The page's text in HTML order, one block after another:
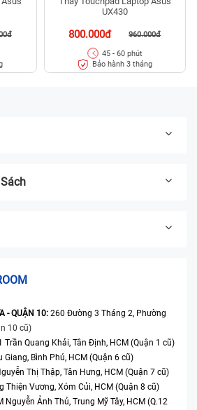
UX430
800.000đ 960.000đ
45 - 60 phút
Bảo hành 3 tháng
- QUẬN 10: 260 Đường 3 Tháng 2, Phường
10 cũ)
Trần Quang Khải, Tân Định, HCM (Quận 1 cũ)
Giang, Bình Phú, HCM (Quận 6 cũ)
Thị Thập, Tân Hưng, HCM (Quận 7 cũ)
Thiện Vương, Xóm Củi, HCM (Quận 8 cũ)
Nguyễn Ảnh Thủ, Trung Mỹ Tây, HCM (Q.12